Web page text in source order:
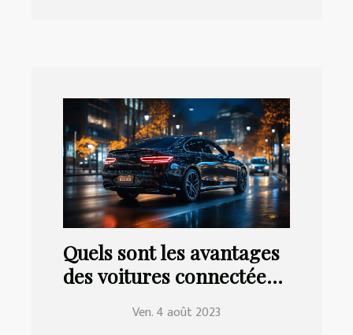
Quels sont les avantages
des voitures connectées
Ven. 4 août 2023